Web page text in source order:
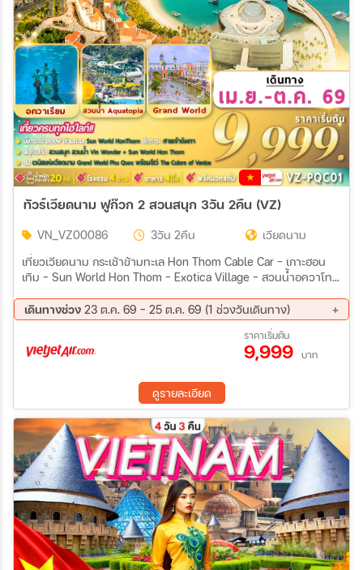
ทัวร์เวียดนาม ฟูก๊วก 2 สวนสนุก 3วัน 2คืน (VZ)
VN_VZ00086 3วัน 2คืน
เวียดนาม
เที่ยวเวียดนาม กระเช้าข้ามทะเล Hon Thom Cable Car - เกาะฮอน
เทิม – Sun World Hon Thom - Exotica Village – สวนน้ำอควาโท
เดินทางช่วง 23 ต.ค. 69 - 25 ต.ค. 69 (1 ช่วงวันเดินทาง)
ราคาเริ่มต้น
9,999 บาท
ดูรายละเอียด